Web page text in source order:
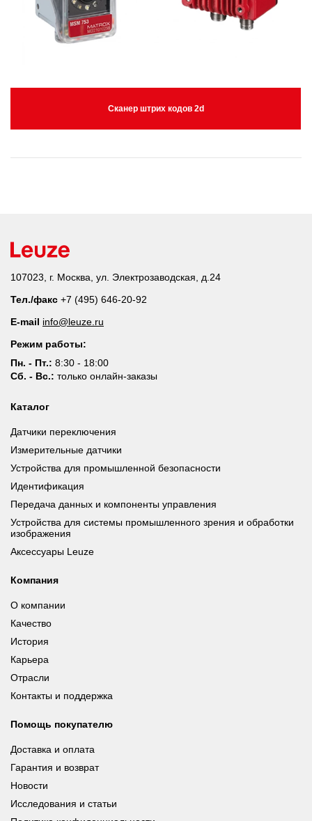
Сканер штрих кодов 2d
107023, г. Москва, ул. Электрозаводская, д.24
Тел./факс +7 (495) 646-20-92
E-mail info@leuze.ru
Режим работы:
Пн. - Пт.: 8:30 - 18:00
Сб. - Вс.: только онлайн-заказы
Каталог
Датчики переключения
Измерительные датчики
Устройства для промышленной безопасности
Идентификация
Передача данных и компоненты управления
Устройства для системы промышленного зрения и обработки
изображения
Аксессуары Leuze
Компания
О компании
Качество
История
Карьера
Отрасли
Контакты и поддержка
Помощь покупателю
Доставка и оплата
Гарантия и возврат
Новости
Исследования и статьи